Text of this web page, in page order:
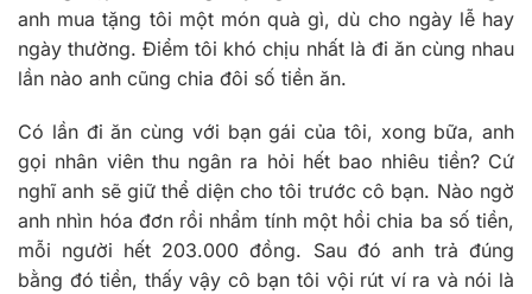
anh mua tặng tôi một món quà gì, dù cho ngày lễ hay
ngày thường. Điểm tôi khó chịu nhất là đi ăn cùng nhau
lần nào anh cũng chia đôi số tiền ăn.
Có lần đi ăn cùng với bạn gái của tôi, xong bữa, anh
gọi nhân viên thu ngân ra hỏi hết bao nhiêu tiền? Cứ
nghĩ anh sẽ giữ thể diện cho tôi trước cô bạn. Nào ngờ
anh nhìn hóa đơn rồi nhẩm tính một hồi chia ba số tiền,
mỗi người hết 203.000 đồng. Sau đó anh trả đúng
bằng đó tiền, thấy vậy cô bạn tôi vội rút ví ra và nói là